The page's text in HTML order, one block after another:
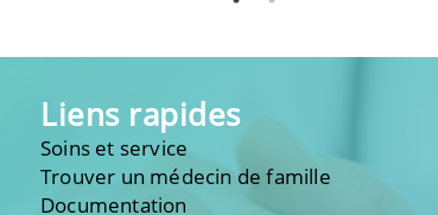
Liens rapides
Soins et service
Trouver un médecin de famille
Documentation